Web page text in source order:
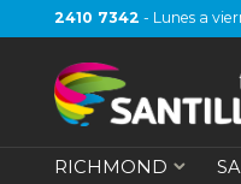
2410 7342 - Lunes a
RICHMOND